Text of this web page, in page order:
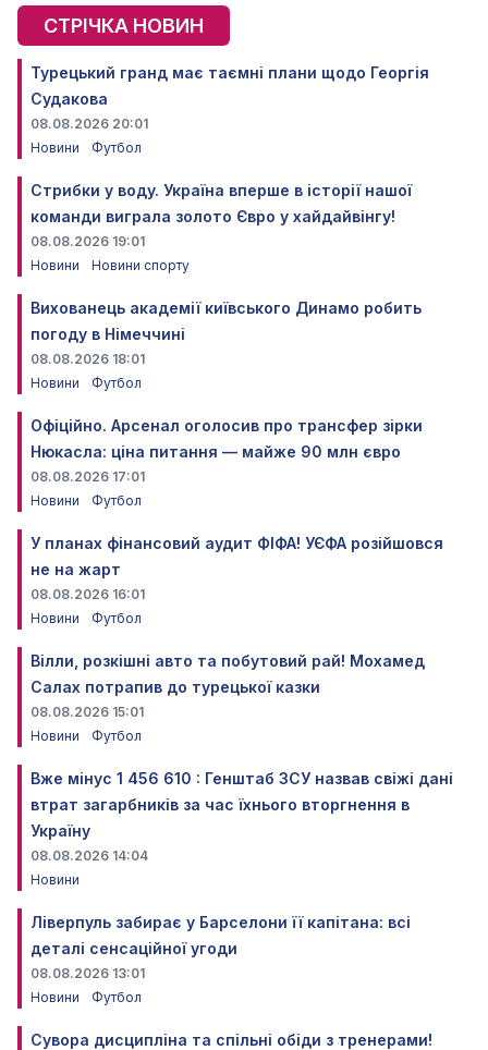
СТРІЧКА НОВИН
Турецький гранд має таємні плани щодо Георгія
Судакова
08.08.2026 20:01
Новини
Футбол
Стрибки у воду. Україна вперше в історії нашої
команди виграла золото Євро у хайдайвінгу!
08.08.2026 19:01
Новини
Новини спорту
Вихованець академії київського Динамо робить
погоду в Німеччині
08.08.2026 18:01
Новини
Футбол
Офіційно. Арсенал оголосив про трансфер зірки
Нюкасла: ціна питання — майже 90 млн євро
08.08.2026 17:01
Новини
Футбол
У планах фінансовий аудит ФІФА! УЄФА розійшовся
не на жарт
08.08.2026 16:01
Новини
Футбол
Вілли, розкішні авто та побутовий рай! Мохамед
Салах потрапив до турецької казки
08.08.2026 15:01
Новини
Футбол
Вже мінус 1 456 610 : Генштаб ЗСУ назвав свіжі дані
втрат загарбників за час їхнього вторгнення в
Україну
08.08.2026 14:04
Новини
Ліверпуль забирає у Барселони її капітана: всі
деталі сенсаційної угоди
08.08.2026 13:01
Новини
Футбол
Сувора дисципліна та спільні обіди з тренерами!